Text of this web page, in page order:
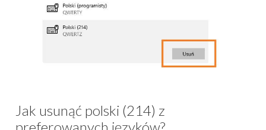
Jak usunąć polski (214) z